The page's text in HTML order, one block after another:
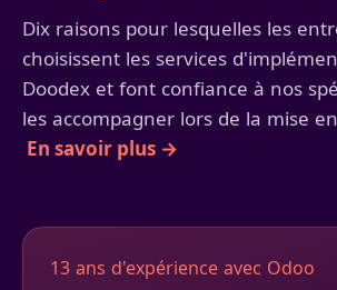
Dix raisons pour lesquelles les
choisissent les services
Doodex et font confiance à nos
les accompagner lors de la mise
13 ans d'expérience avec Odoo